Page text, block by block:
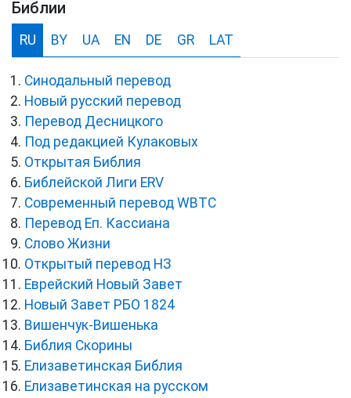
Библии
RU BY UA EN DE GR LAT
Синодальный перевод
Новый русский перевод
Перевод Десницкого
Под редакцией Кулаковых
Открытая Библия
Библейской Лиги ERV
Cовременный перевод WBTC
Перевод Еп. Кассиана
Слово Жизни
Открытый перевод НЗ
Еврейский Новый Завет
Новый Завет РБО 1824
Вишенчук-Вишенька
Библия Скорины
Елизаветинская Библия
Елизаветинская на русском